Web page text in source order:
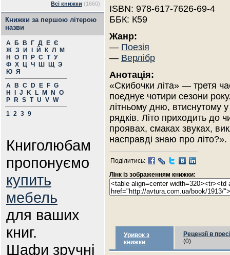
Всі книжки (1660)
Книжки за першою літерою
назви
А Б В Г Д Е Є
Ж З И Й К Л
М
Н
О П Р С Т У
Ф Х Ц Ч Ш Щ Э
Ю Я
A
B C D E F G
H
J K L M N
O
P
R S T U V W
1 2 3 9
Книголюбам
пропонуємо
купить
мебель
для ваших
книг.
Шафи зручні
ISBN: 978-617-7626-69-4
ББК: К59
Жанр:
— Поезія
— Верлібр
Анотація:
«Скибочки літа» — третя
поєднує чотири сезони
літньому дню, втиснутому
рядків. Літо приходить до
проявах, смаках звуках,
насправді знаю про літо?».
Поділитись:
Лінк із зображенням книжки:
Уривок з
книжки
Рецензії в пресі
(0)